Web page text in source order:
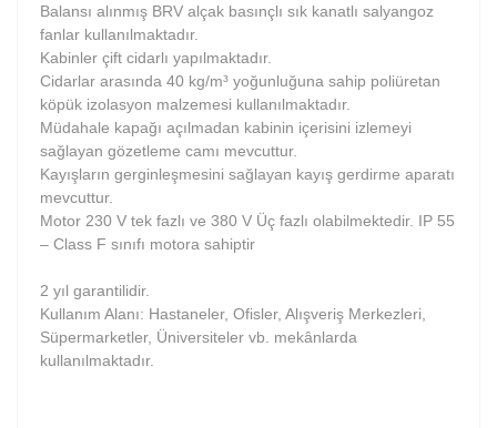
Balansı alınmış BRV alçak basınçlı sık kanatlı salyangoz
fanlar kullanılmaktadır.
Kabinler çift cidarlı yapılmaktadır.
Cidarlar arasında 40 kg/m³ yoğunluğuna sahip poliüretan
köpük izolasyon malzemesi kullanılmaktadır.
Müdahale kapağı açılmadan kabinin içerisini izlemeyi
sağlayan gözetleme camı mevcuttur.
Kayışların gerginleşmesini sağlayan kayış gerdirme aparatı
mevcuttur.
Motor 230 V tek fazlı ve 380 V Üç fazlı olabilmektedir. IP 55
– Class F sınıfı motora sahiptir
2 yıl garantilidir.
Kullanım Alanı: Hastaneler, Ofisler, Alışveriş Merkezleri,
Süpermarketler, Üniversiteler vb. mekânlarda
kullanılmaktadır.